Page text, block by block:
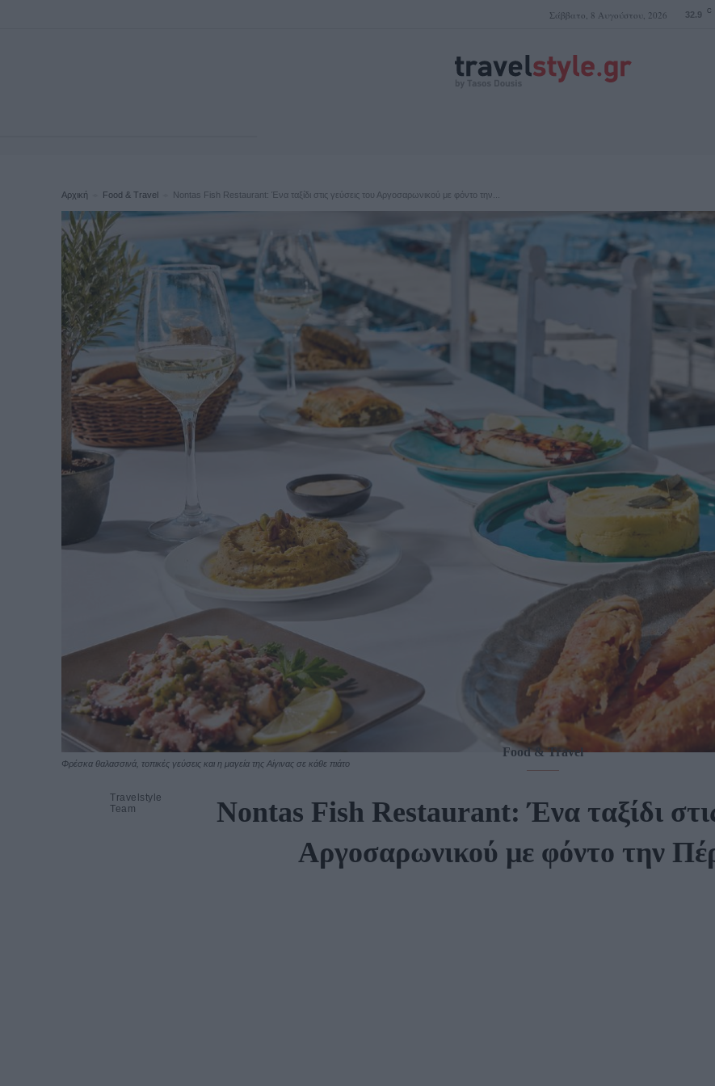
Σάββατο, 8 Αυγούστου, 2026 32.9 C
Αρχική Food & Travel Nontas Fish Restaurant: Ένα ταξίδι στις γεύσεις του Αργοσαρωνικού με φόντο την...
Φρέσκα θαλασσινά, τοπικές γεύσεις και η μαγεία της Αίγινας σε κάθε πιάτο
Travelstyle
Team
Food & Travel
Nontas Fish Restaurant: Ένα ταξίδι
Αργοσαρωνικού με φόντο την